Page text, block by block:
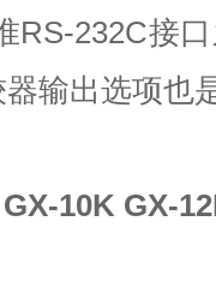
RS-232C接
输出选项也
10K GX-